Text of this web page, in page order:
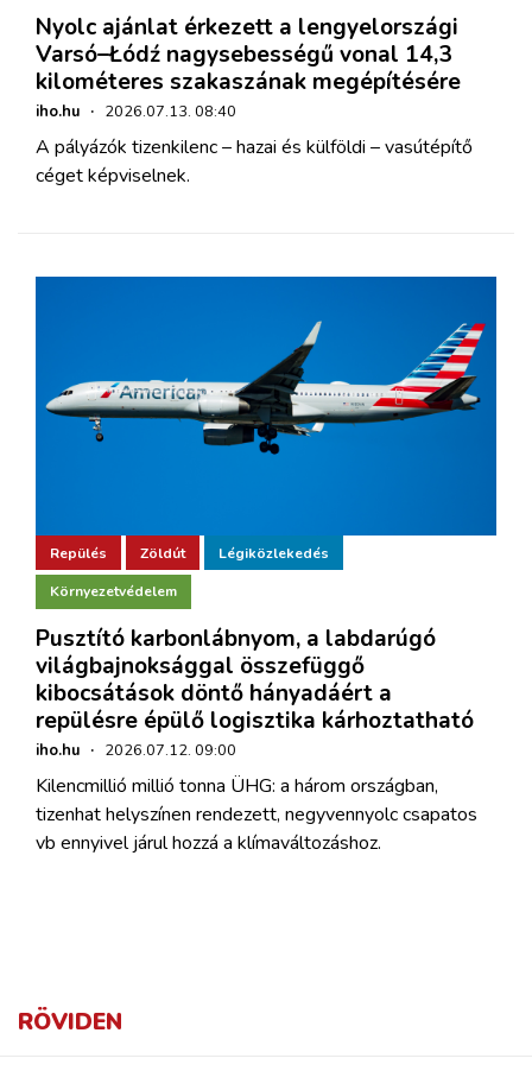
Nyolc ajánlat érkezett a lengyelországi
Varsó–Łódź nagysebességű vonal 14,3
kilométeres szakaszának megépítésére
iho.hu · 2026.07.13. 08:40
A pályázók tizenkilenc – hazai és külföldi – vasútépítő
céget képviselnek.
Repülés Zöldút Légiközlekedés
Környezetvédelem
Pusztító karbonlábnyom, a labdarúgó
világbajnoksággal összefüggő
kibocsátások döntő hányadáért a
repülésre épülő logisztika kárhoztatható
iho.hu · 2026.07.12. 09:00
Kilencmillió millió tonna ÜHG: a három országban,
tizenhat helyszínen rendezett, negyvennyolc csapatos
vb ennyivel járul hozzá a klímaváltozáshoz.
RÖVIDEN